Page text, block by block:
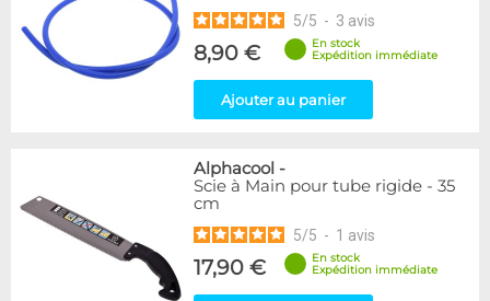
5/5 - 3 avis
8,90 €
En stock
Expédition immédiate
Ajouter au panier
Alphacool -
Scie à Main pour tube rigide - 35
cm
5/5 - 1 avis
17,90 €
En stock
Expédition immédiate